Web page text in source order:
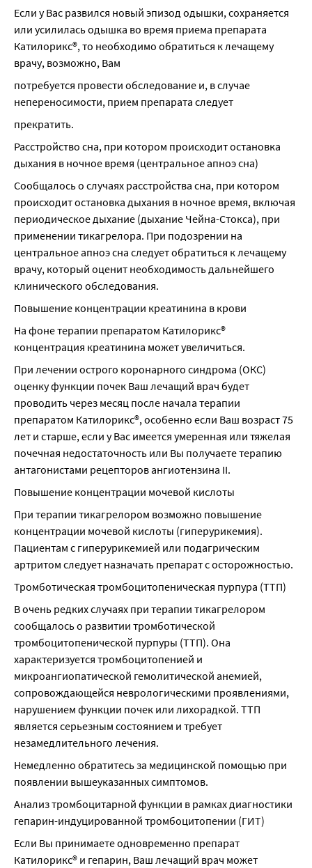
Если у Вас развился новый эпизод одышки, сохраняется
или усилилась одышка во время приема препарата
Катилорикс®, то необходимо обратиться к лечащему
врачу, возможно, Вам
потребуется провести обследование и, в случае
непереносимости, прием препарата следует
прекратить.
Расстройство сна, при котором происходит остановка
дыхания в ночное время (центральное апноэ сна)
Сообщалось о случаях расстройства сна, при котором
происходит остановка дыхания в ночное время, включая
периодическое дыхание (дыхание Чейна-Стокса), при
применении тикагрелора. При подозрении на
центральное апноэ сна следует обратиться к лечащему
врачу, который оценит необходимость дальнейшего
клинического обследования.
Повышение концентрации креатинина в крови
На фоне терапии препаратом Катилорикс®
концентрация креатинина может увеличиться.
При лечении острого коронарного синдрома (ОКС)
оценку функции почек Ваш лечащий врач будет
проводить через месяц после начала терапии
препаратом Катилорикс®, особенно если Ваш возраст 75
лет и старше, если у Вас имеется умеренная или тяжелая
почечная недостаточность или Вы получаете терапию
антагонистами рецепторов ангиотензина II.
Повышение концентрации мочевой кислоты
При терапии тикагрелором возможно повышение
концентрации мочевой кислоты (гиперурикемия).
Пациентам с гиперурикемией или подагрическим
артритом следует назначать препарат с осторожностью.
Тромботическая тромбоцитопеническая пурпура (ТТП)
В очень редких случаях при терапии тикагрелором
сообщалось о развитии тромботической
тромбоцитопенической пурпуры (ТТП). Она
характеризуется тромбоцитопенией и
микроангиопатической гемолитической анемией,
сопровождающейся неврологическими проявлениями,
нарушением функции почек или лихорадкой. ТТП
является серьезным состоянием и требует
незамедлительного лечения.
Немедленно обратитесь за медицинской помощью при
появлении вышеуказанных симптомов.
Анализ тромбоцитарной функции в рамках диагностики
гепарин-индуцированной тромбоцитопении (ГИТ)
Если Вы принимаете одновременно препарат
Катилорикс® и гепарин, Ваш лечащий врач может